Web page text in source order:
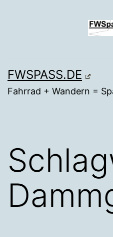
FWSPASS.DE
Fahrrad + Wandern =